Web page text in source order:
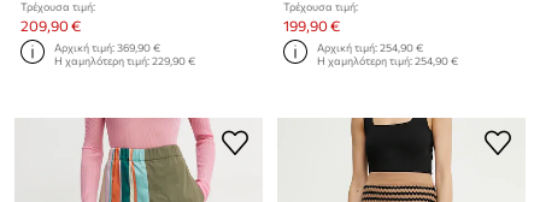
Τρέχουσα τιμή:
209,90 €
Αρχική τιμή:369,90 €
Η χαμηλότερη τιμή:229,90 €
Τρέχουσα τιμή:
199,90 €
Αρχική τιμή:254,90 €
Η χαμηλότερη τιμή:254,90 €